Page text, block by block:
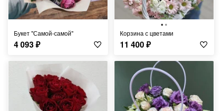
Букет "Самой-самой"
4 093₽
Корзина с цветами
11 400₽